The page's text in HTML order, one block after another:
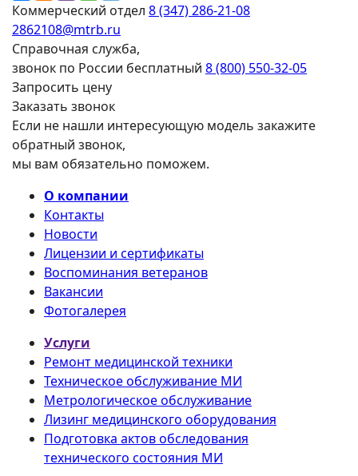
Коммерческий отдел 8 (347) 286-21-08
2862108@mtrb.ru
Справочная служба,
звонок по России бесплатный 8 (800) 550-32-05
Запросить цену
Заказать звонок
Если не нашли интересующую модель закажите
обратный звонок,
мы вам обязательно поможем.
О компании
Контакты
Новости
Лицензии и сертификаты
Воспоминания ветеранов
Вакансии
Фотогалерея
Услуги
Ремонт медицинской техники
Техническое обслуживание МИ
Метрологическое обслуживание
Лизинг медицинского оборудования
Подготовка актов обследования
технического состояния МИ